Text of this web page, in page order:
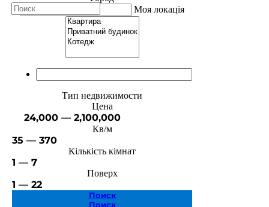
Моя локація
Тип недвижимости
Цена
24,000 — 2,100,000
Кв/м
35 — 370
Кількість кімнат
1 — 7
Поверх
1 — 22
Поиск
Поиск